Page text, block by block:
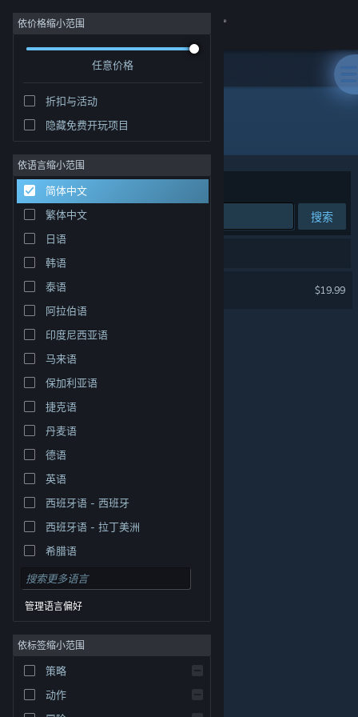
登录
社区
关于
客服
更改语言
获取 Steam 手机应用
查看桌面版网站
© Valve Corporation。保留所有权利。所有商标均为其在
律信息| 无障碍
依价格缩小范围
任意价格
折扣与活动
隐藏免费开玩项目
依语言缩小范围
简体中文
繁体中文
日语
韩语
泰语
阿拉伯语
印度尼西亚语
马来语
保加利亚语
捷克语
丹麦语
德语
英语
西班牙语 - 西班牙
西班牙语 - 拉丁美洲
希腊语
管理语言偏好
依标签缩小范围
策略
动作
开发者: Villa Gorilla
排序依据 相关性
搜索
1 个匹配的搜索结果。
$19.99